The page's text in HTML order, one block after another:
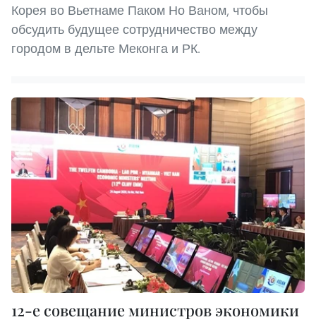
Корея во Вьетнаме Паком Но Ваном, чтобы
обсудить будущее сотрудничество между
городом в дельте Меконга и РК.
12-е совещание министров экономики